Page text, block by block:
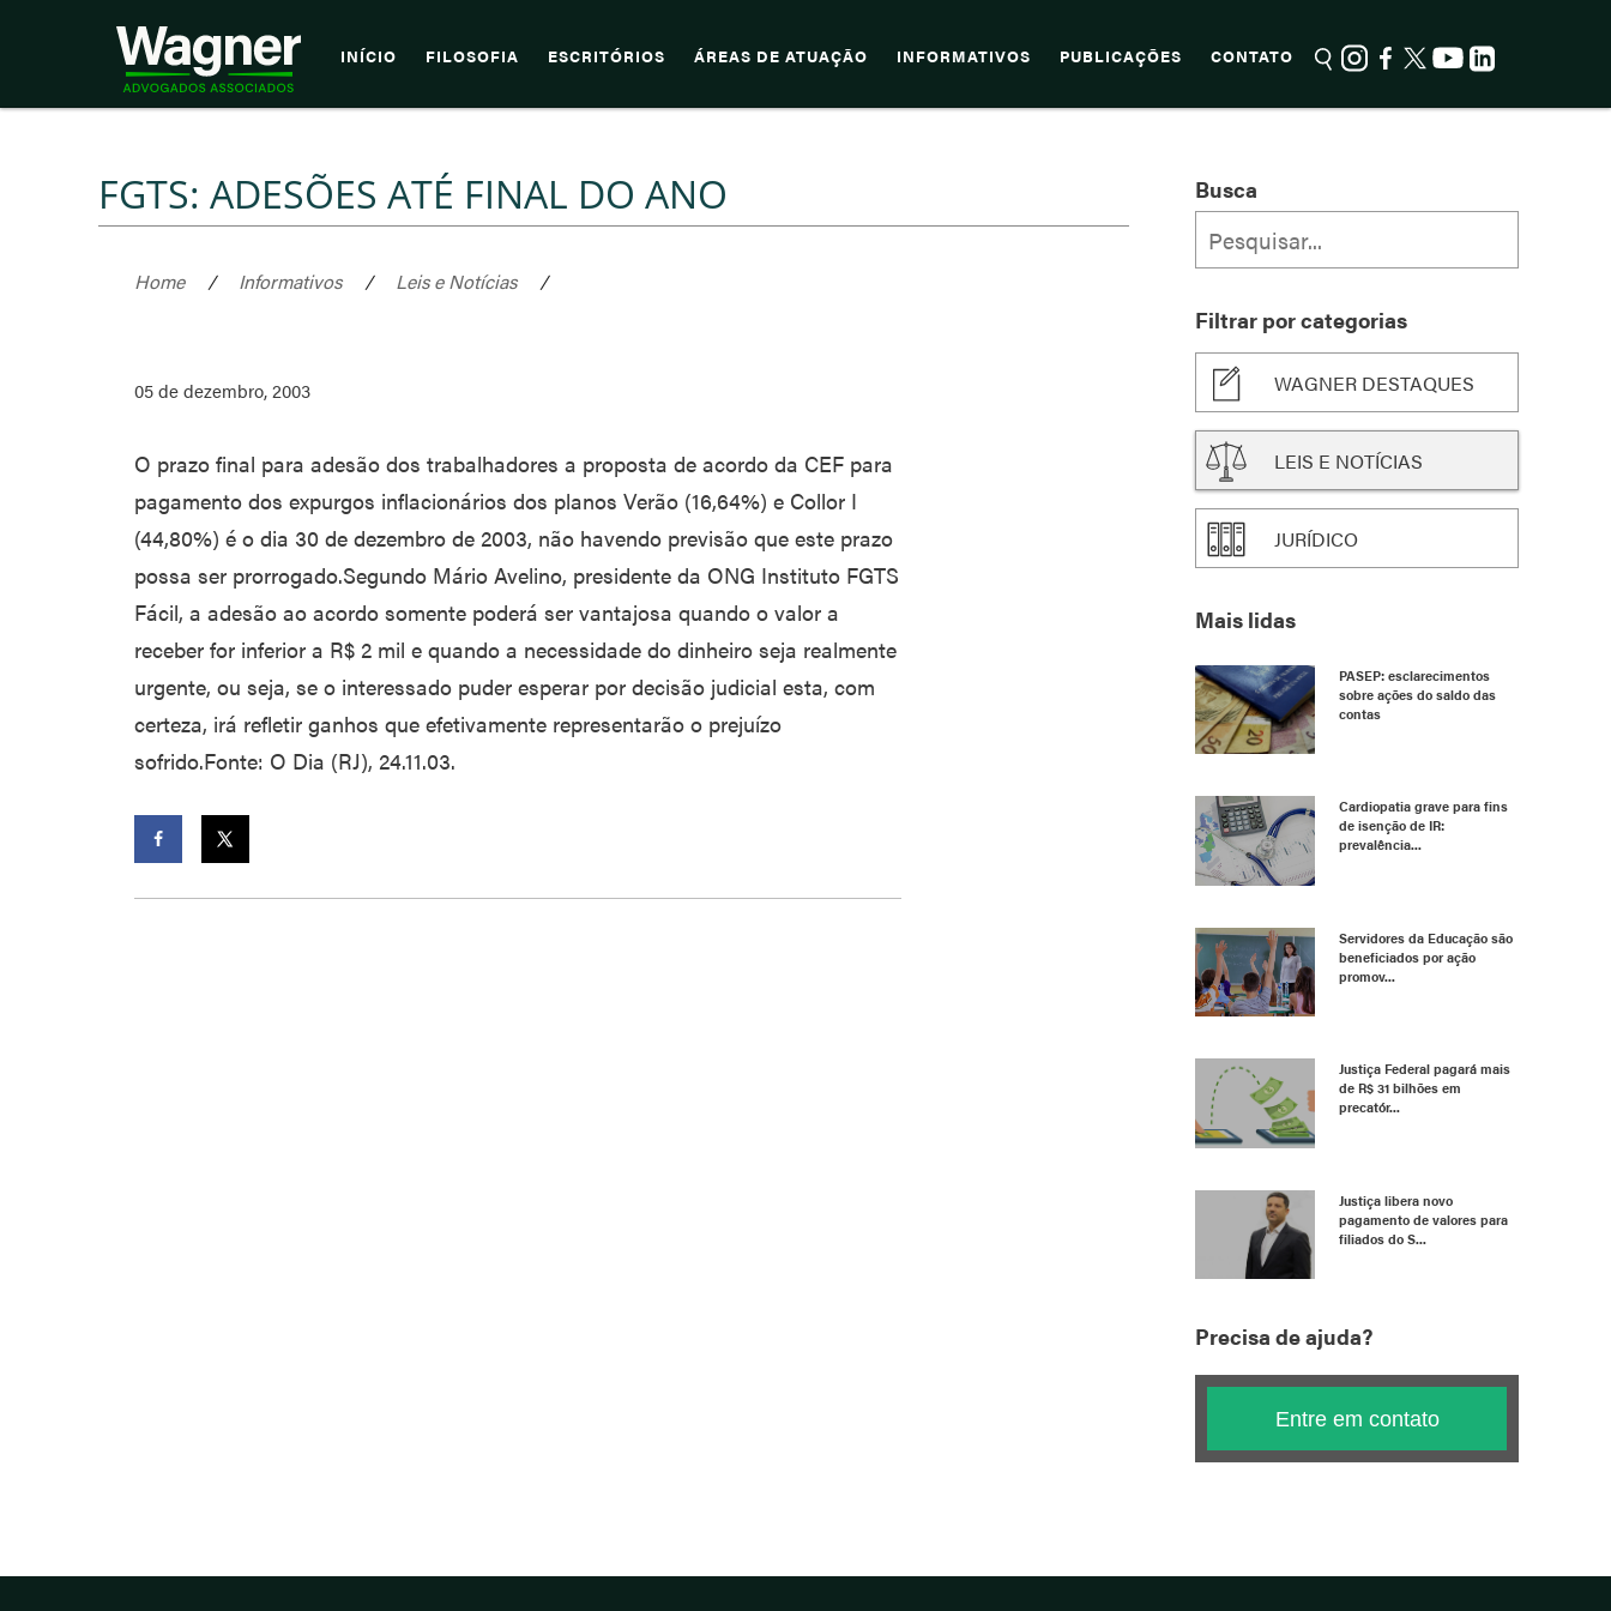
INÍCIO FILOSOFIA ESCRITÓRIOS ÁREAS DE ATUAÇÃO INFORMATIVOS PUBLICAÇÕES CONTATO
FGTS: ADESÕES ATÉ FINAL DO ANO
Home / Informativos / Leis e Notícias /
05 de dezembro, 2003
O prazo final para adesão dos trabalhadores a proposta de acordo da CEF para
pagamento dos expurgos inflacionários dos planos Verão (16,64%) e Collor I
(44,80%) é o dia 30 de dezembro de 2003, não havendo previsão que este prazo
possa ser prorrogado.Segundo Mário Avelino, presidente da ONG Instituto FGTS
Fácil, a adesão ao acordo somente poderá ser vantajosa quando o valor a
receber for inferior a R$ 2 mil e quando a necessidade do dinheiro seja realmente
urgente, ou seja, se o interessado puder esperar por decisão judicial esta, com
certeza, irá refletir ganhos que efetivamente representarão o prejuízo
sofrido.Fonte: O Dia (RJ), 24.11.03.
Busca
Filtrar por categorias
WAGNER DESTAQUES
LEIS E NOTÍCIAS
JURÍDICO
Mais lidas
PASEP: esclarecimentos
sobre ações do saldo das
contas
Cardiopatia grave para fins
de isenção de IR:
prevalência...
Servidores da Educação são
beneficiados por ação
promov...
Justiça Federal pagará mais
de R$ 31 bilhões em
precatór...
Justiça libera novo
pagamento de valores para
filiados do S...
Precisa de ajuda?
Entre em contato